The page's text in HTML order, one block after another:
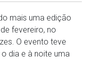
mais uma edição
fevereiro, no
O evento teve
dia e à noite uma